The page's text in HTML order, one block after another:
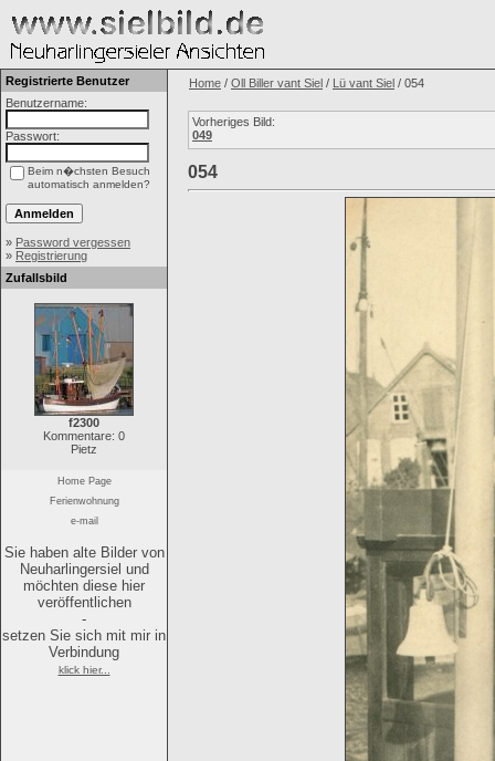
Registrierte Benutzer
Benutzername:
Passwort:
Beim n�chsten Besuch
automatisch anmelden?
» Password vergessen
» Registrierung
Zufallsbild
f2300
Kommentare: 0
Pietz
Home Page
Ferienwohnung
e-mail
Sie haben alte Bilder von
Neuharlingersiel und
möchten diese hier
veröffentlichen
-
setzen Sie sich mit mir in
Verbindung
klick hier...
Home / Oll Biller vant Siel / Lü vant Siel / 054
Vorheriges Bild:
049
054